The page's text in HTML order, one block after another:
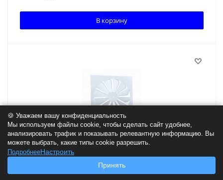
В корзину
Диффузоры 1ДПЗ 450x450
🍪 Уважаем вашу конфиденциальность
Мы используем файлы cookie, чтобы сделать сайт удобнее,
анализировать трафик и показывать релевантную информацию. Вы
можете выбрать, какие типы cookie разрешить.
ПодробнееНастроить
Принять